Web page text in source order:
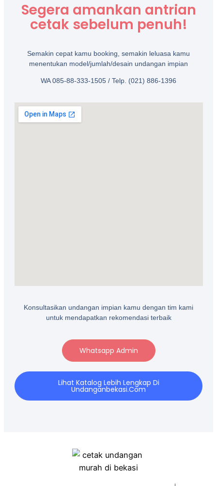
Segera amankan antrian
cetak sebelum penuh!
Semakin cepat kamu booking, semakin leluasa kamu
menentukan model/jumlah/desain undangan impian
WA 085-88-333-1505 / Telp. (021) 886-1396
Konsultasikan undangan impian kamu dengan tim kami
untuk mendapatkan rekomendasi terbaik
Whatsapp Admin
Lihat Katalog Lebih Lengkap Di
Undanganbekasi.com